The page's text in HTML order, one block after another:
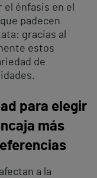
énfasis en el
padecen
gracias al
estos
de
para elegir
más
a la